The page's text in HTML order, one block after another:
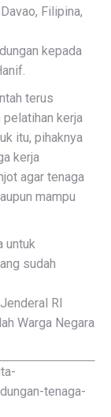
Filipina,
kepada
terus
kerja
itu, pihaknya
kerja
agar tenaga
mampu
untuk
sudah
RI
Warga Negara
tenaga-